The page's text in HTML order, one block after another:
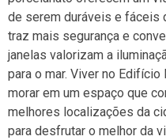
de serem duráveis e fáceis
traz mais segurança e
janelas valorizam a
para o mar. Viver no
morar em um espaço que
melhores localizações da
para desfrutar o melhor da